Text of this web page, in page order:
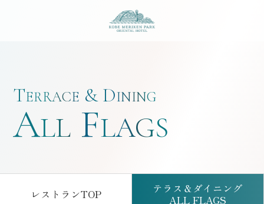
TERRACE &DINING
ALL FLAGS
レストランTOP
テラス＆ダイニング
ALL FLAGS